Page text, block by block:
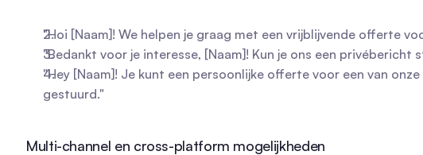
"Hoi [Naam]! We helpen je graag met een vrijblijvende offerte
"Bedankt voor je interesse, [Naam]! Kun je ons een
"Hey [Naam]! Je kunt een persoonlijke offerte voor een van
gestuurd."
Multi-channel en cross-platform mogelijkheden